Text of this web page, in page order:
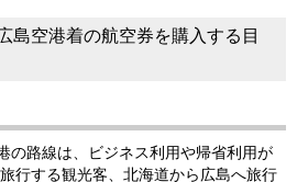
島空港着の航空券を購入する目
路線は、ビジネス利用や帰省利用が
行する観光客、北海道から広島へ旅行